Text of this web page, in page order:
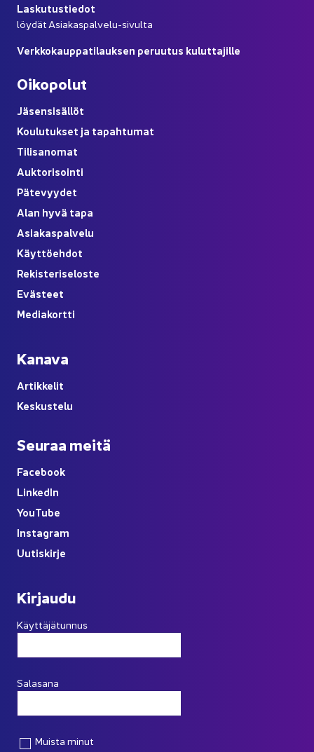
Las­ku­tus­tie­dot
löy­dät Asiakaspalvelu-​sivulta
Verk­ko­kaup­pa­ti­lauk­sen pe­ruu­tus ku­lut­ta­jil­le
Oi­ko­po­lut
Jä­sen­si­säl­löt
Kou­lu­tuk­set ja ta­pah­tu­mat
Ti­li­sa­no­mat
Auk­to­ri­soin­ti
Pä­te­vyy­det
Alan hyvä tapa
Asia­kas­pal­ve­lu
Käyt­tö­eh­dot
Re­kis­te­ri­se­los­te
Eväs­teet
Me­dia­kort­ti
Ka­na­va
Ar­tik­ke­lit
Kes­kus­te­lu
Seu­raa meitä
Face­book
Lin­ke­dIn
YouTube
Ins­ta­gram
Uu­tis­kir­je
Kir­jau­du
Käyttäjätunnus
Salasana
Muista minut